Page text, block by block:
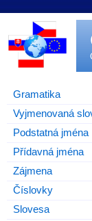
Gramatika
Vyjmenovaná
Podstatná jména
Přídavná jména
Zájmena
Číslovky
Slovesa